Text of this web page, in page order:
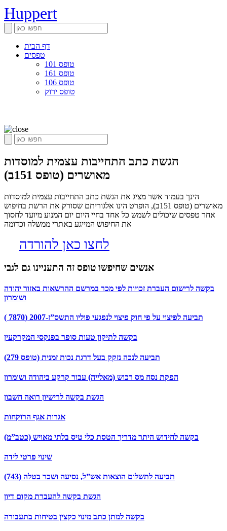
Huppert
דף הבית
טפסים
טופס 101
טופס 161
טופס 106
טופס ירוק
הגשת כתב התחייבות עצמית למוסדות
מאושרים (טופס 151ב)
הינך בעמוד אשר מציג את הגשת כתב התחייבות עצמית למוסדות
מאושרים (טופס 151ב), הופרט הינו אלגוריתם שסורק את הרשת בחיפוש
אחר טפסים שיכולים לשמש כל אחד בחיי היום יום המנוע מיועד לחסוך
את החיפוש המייגע באתרי ממשלה וכדומה
לחצו כאן להורדה
אנשים שחיפשו טופס זה התעניינו גם לגבי
בקשה לרישום העברת זכויות לפי מכר במרשם ההרשאות באזור יהודה
ושומרון
תביעה לפיצוי על פי חוק פיצוי לנפגעי פוליו התשס”ז-2007 (7870 )
בקשה לתיקון טעות סופר בפנקסי המקרקעין
תביעה לנכה נזקק בעל דרגת נכות זמנית (טופס 279)
הפקת נסח מס רכוש (מאלייה) עבור קרקע ביהודה ושומרון
הגשת בקשה לרישיון רואה חשבון
אגרות אגף הרוקחות
בקשה לחידוש היתר מדריך הטסת כלי טיס בלתי מאויש (כטב”מ)
שינוי פרטי לידה
תביעה לתשלום הוצאות אש”ל, נסיעה ושכר בטלה (743)
הגשת בקשה להעברת מקום דיון
בקשה למתן כתב מינוי כקצין בטיחות בתעבורה